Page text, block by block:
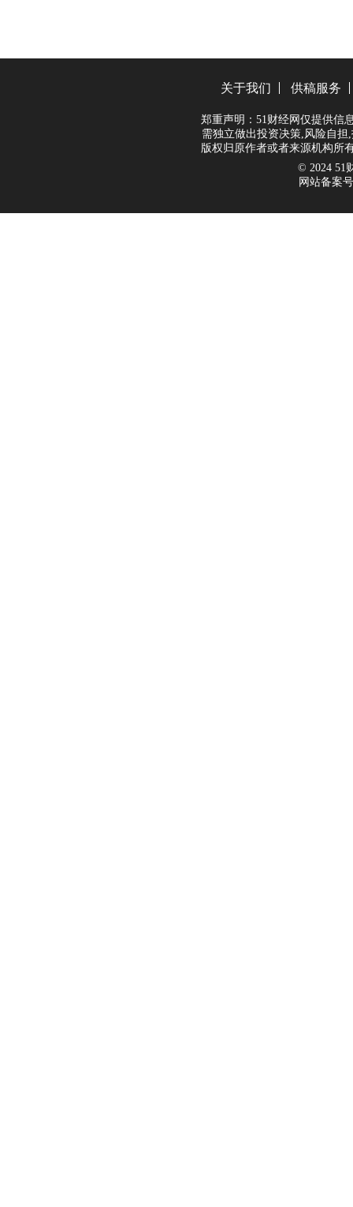
关于我们 供稿服务
郑重声明：51财经网仅提供信
需独立做出投资决策,风险自
版权归原作者或者来源机构所
© 2024 51
网站备案